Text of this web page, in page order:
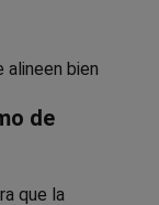
alineen bien
de
que la